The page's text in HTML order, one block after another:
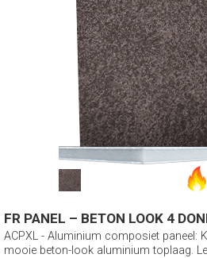
FR PANEL – BETON LOOK 4
ACPXL - Aluminium composiet paneel:
mooie beton-look aluminium toplaag.